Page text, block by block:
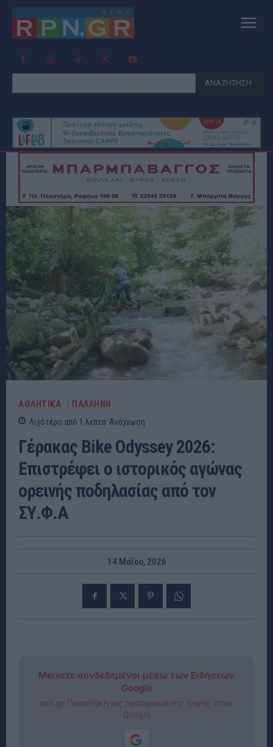
ΑΝΑΖΗΤΗΣΗ
ΑΘΛΗΤΙΚΑ ΠΑΛΛΗΝΗ
Λιγότερο από 1 λεπτα Ανάγνωση
Γέρακας Bike Odyssey 2026:
Επιστρέφει ο ιστορικός αγώνας
ορεινής ποδηλασίας από τον
ΣΥ.Φ.Α
14 Μαΐου, 2026
Μείνετε συνδεδεμένοι μέσω των Ειδήσεων
Google
rpn.gr Προσθήκη ως προτιμώμενης πηγής στην
Google